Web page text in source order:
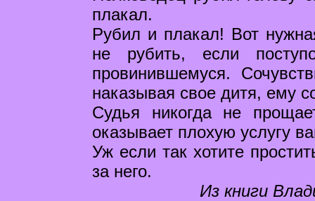
плакал.
Рубил и плакал! Вот
не рубить, если
провинившемуся.
наказывая свое дитя, ему
Судья никогда не
оказывает плохую услугу
Уж если так хотите
за него.
Из книги